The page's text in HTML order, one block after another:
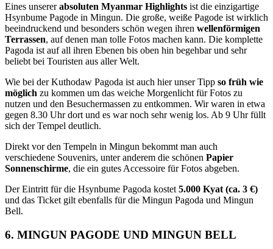
Eines unsererabsoluten Myanmar Highlights ist die einzigartige
Hsynbume Pagode in Mingun. Die große, weiße Pagode ist wirklich
beeindruckend und besonders schön wegen ihren wellenförmigen
Terrassen, auf denen man tolle Fotos machen kann. Die komplette
Pagoda ist auf all ihren Ebenen bis oben hin begehbar und sehr
beliebt bei Touristen aus aller Welt.
Wie bei der Kuthodaw Pagoda ist auch hier unser Tipp so früh wie
möglich zu kommen um das weiche Morgenlicht für Fotos zu
nutzen und den Besuchermassen zu entkommen. Wir waren in etwa
gegen 8.30 Uhr dort und es war noch sehr wenig los. Ab 9 Uhr füllt
sich der Tempel deutlich.
Direkt vor den Tempeln in Mingun bekommt man auch
verschiedene Souvenirs, unter anderem die schönen Papier
Sonnenschirme, die ein gutes Accessoire für Fotos abgeben.
Der Eintritt für die Hsynbume Pagoda kostet 5.000 Kyat (ca. 3 €)
und das Ticket gilt ebenfalls für die Mingun Pagoda und Mingun
Bell.
6. MINGUN PAGODE UND MINGUN BELL